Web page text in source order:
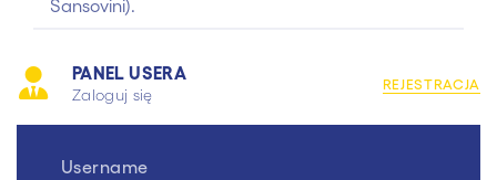
PANEL USERA
Zaloguj się
REJESTRACJA
Sansovini).